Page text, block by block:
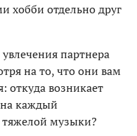
хобби отдельно друг
партнера
на то, что они вам
откуда возникает
на каждый
музыки?